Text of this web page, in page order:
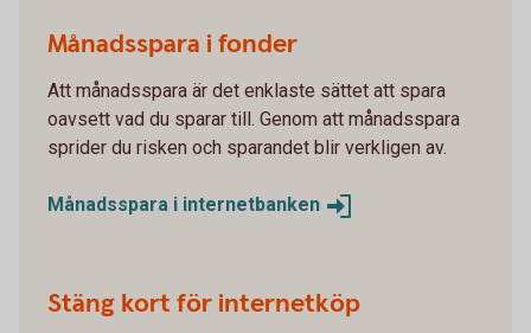
Månadsspara i fonder
Att månadsspara är det enklaste sättet att spara
oavsett vad du sparar till. Genom att månadsspara
sprider du risken och sparandet blir verkligen av.
Månadsspara i internetbanken
Stäng kort för internetköp